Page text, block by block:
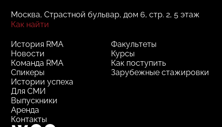
Москва, Страстной бульвар, дом 6, стр. 2, 5 этаж
Как найти
Факультеты
Курсы
Как поступить
Зарубежные стажировки
История RMA
Новости
Команда RMA
Спикеры
Истории успеха
Для СМИ
Выпускники
Аренда
Контакты